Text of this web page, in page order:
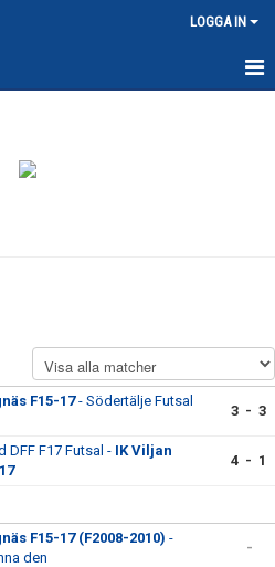
LOGGA IN
F15-17- Södertälje Futsal
3 - 3
DFF F17 Futsal - IK Viljan
4 - 1
F15-17 (F2008-2010) -
den
-